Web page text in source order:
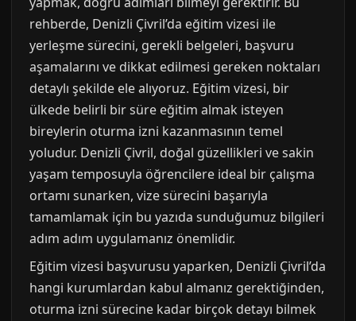
rehberde, Denizli Çivril’da eğitim vizesi ile
yerleşme sürecini, gerekli belgeleri, başvuru
aşamalarını ve dikkat edilmesi gereken noktaları
detaylı şekilde ele alıyoruz. Eğitim vizesi, bir
ülkede belirli bir süre eğitim almak isteyen
bireylerin oturma izni kazanmasının temel
yoludur. Denizli Çivril, doğal güzellikleri ve sakin
yaşam temposuyla öğrencilere ideal bir çalışma
ortamı sunarken, vize sürecini başarıyla
tamamlamak için bu yazıda sunduğumuz bilgileri
adım adım uygulamanız önemlidir.
Eğitim vizesi başvurusu yaparken, Denizli Çivril’da
hangi kurumlardan kabul almanız gerektiğinden,
oturma izni sürecine kadar birçok detayı bilmek